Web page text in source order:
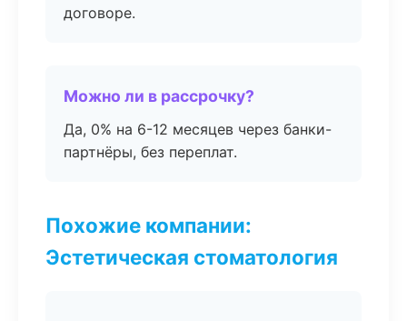
договоре.
Можно ли в рассрочку?
Да, 0% на 6-12 месяцев через банки-
партнёры, без переплат.
Похожие компании:
Эстетическая стоматология